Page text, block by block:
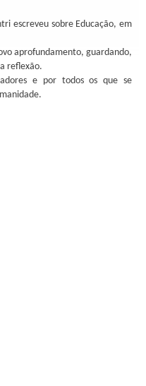
escreveu sobre Educação, em
aprofundamento, guardando,
reflexão.
e por todos os que se